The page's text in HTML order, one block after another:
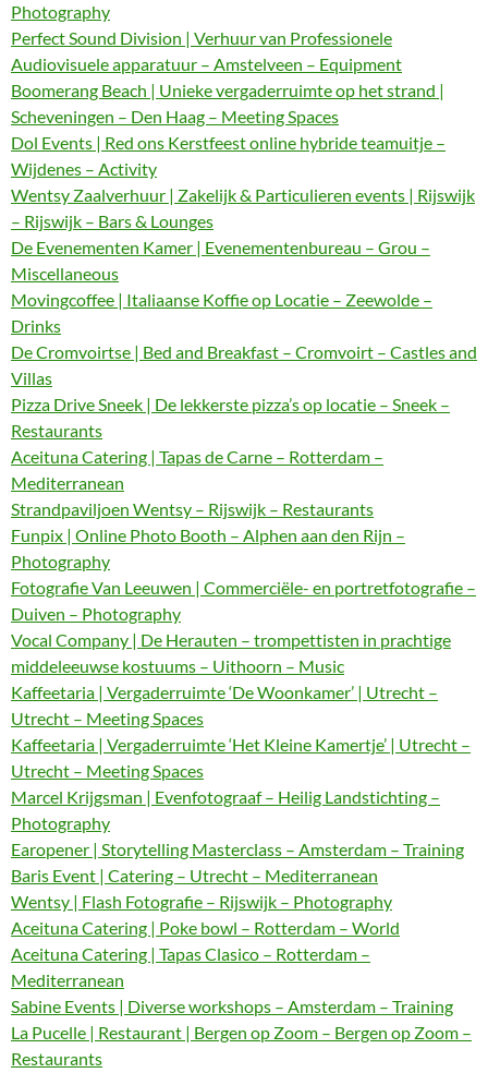
Photography
Perfect Sound Division | Verhuur van Professionele
Audiovisuele apparatuur – Amstelveen – Equipment
Boomerang Beach | Unieke vergaderruimte op het strand |
Scheveningen – Den Haag – Meeting Spaces
Dol Events | Red ons Kerstfeest online hybride teamuitje –
Wijdenes – Activity
Wentsy Zaalverhuur | Zakelijk & Particulieren events | Rijswijk
– Rijswijk – Bars & Lounges
De Evenementen Kamer | Evenementenbureau – Grou –
Miscellaneous
Movingcoffee | Italiaanse Koffie op Locatie – Zeewolde –
Drinks
De Cromvoirtse | Bed and Breakfast – Cromvoirt – Castles and
Villas
Pizza Drive Sneek | De lekkerste pizza’s op locatie – Sneek –
Restaurants
Aceituna Catering | Tapas de Carne – Rotterdam –
Mediterranean
Strandpaviljoen Wentsy – Rijswijk – Restaurants
Funpix | Online Photo Booth – Alphen aan den Rijn –
Photography
Fotografie Van Leeuwen | Commerciële- en portretfotografie –
Duiven – Photography
Vocal Company | De Herauten – trompettisten in prachtige
middeleeuwse kostuums – Uithoorn – Music
Kaffeetaria | Vergaderruimte ‘De Woonkamer’ | Utrecht –
Utrecht – Meeting Spaces
Kaffeetaria | Vergaderruimte ‘Het Kleine Kamertje’ | Utrecht –
Utrecht – Meeting Spaces
Marcel Krijgsman | Evenfotograaf – Heilig Landstichting –
Photography
Earopener | Storytelling Masterclass – Amsterdam – Training
Baris Event | Catering – Utrecht – Mediterranean
Wentsy | Flash Fotografie – Rijswijk – Photography
Aceituna Catering | Poke bowl – Rotterdam – World
Aceituna Catering | Tapas Clasico – Rotterdam –
Mediterranean
Sabine Events | Diverse workshops – Amsterdam – Training
La Pucelle | Restaurant | Bergen op Zoom – Bergen op Zoom –
Restaurants